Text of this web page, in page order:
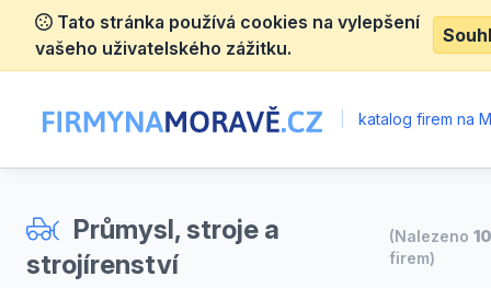
Tato stránka používá cookies na vylepšení
vašeho uživatelského zážitku.
katalog firem na
Průmysl, stroje a
strojírenství
(Nalezeno
firem)